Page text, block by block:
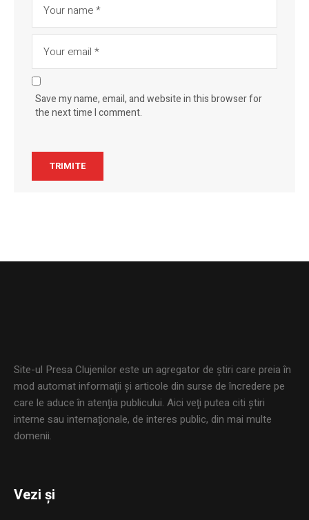
Save my name, email, and website in this browser for
the next time I comment.
Site-ul Presa Clujenilor este un agregator de ştiri care preia în
mod automat informaţii şi articole din surse de încredere pe
care le aduce în atenţia publicului. Aici veţi putea citi ştiri
interne sau internaţionale, de interes public, din mai multe
domenii.
Vezi și